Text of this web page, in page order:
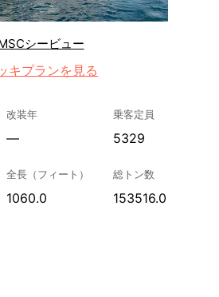
シービュー
キプランを見る
改装年
—
乗客定員
5329
全長（フィート）
1060.0
総トン数
153516.0